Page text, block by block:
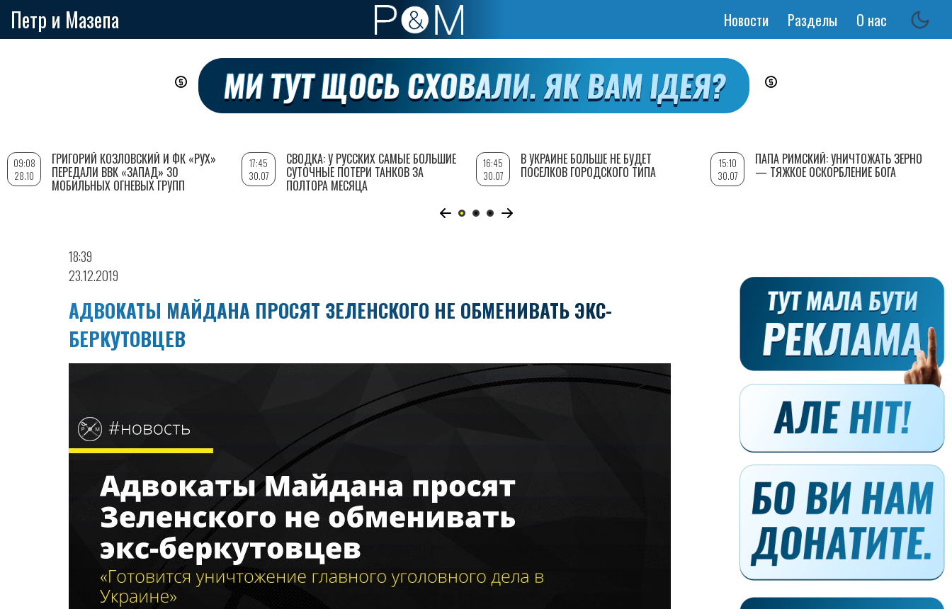
Петр и Мазепа
Основная
Новости Разделы О нас
18:39
23.12.2019
АДВОКАТЫ МАЙДАНА ПРОСЯТ ЗЕЛЕНСКОГО НЕ ОБМЕНИВАТЬ ЭКС-
БЕРКУТОВЦЕВ
09:08
28.10
ГРИГОРИЙ КОЗЛОВСКИЙ И ФК «РУХ»
ПЕРЕДАЛИ ВВК «ЗАПАД» 30
МОБИЛЬНЫХ ОГНЕВЫХ ГРУПП
17:45
30.07
СВОДКА: У РУССКИХ САМЫЕ БОЛЬШИЕ
СУТОЧНЫЕ ПОТЕРИ ТАНКОВ ЗА
ПОЛТОРА МЕСЯЦА
16:45
30.07
В УКРАИНЕ БОЛЬШЕ НЕ БУДЕТ
ПОСЕЛКОВ ГОРОДСКОГО ТИПА
15:10
30.07
ПАПА РИМСКИЙ: УНИЧТОЖАТЬ ЗЕРНО
— ТЯЖКОЕ ОСКОРБЛЕНИЕ БОГА